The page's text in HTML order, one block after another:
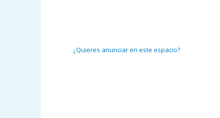
¿Quieres anunciar en este espacio?